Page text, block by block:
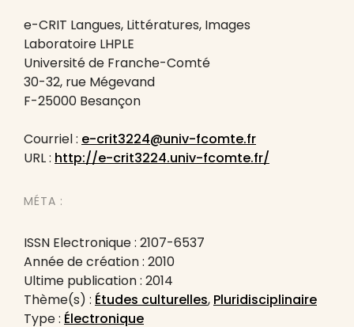
e-CRIT Langues, Littératures, Images
Laboratoire LHPLE
Université de Franche-Comté
30-32, rue Mégevand
F-25000 Besançon
Courriel : e-crit3224@univ-fcomte.fr
URL : http://e-crit3224.univ-fcomte.fr/
MÉTA :
ISSN Electronique : 2107-6537
Année de création : 2010
Ultime publication : 2014
Thème(s) : Études culturelles, Pluridisciplinaire
Type : Électronique